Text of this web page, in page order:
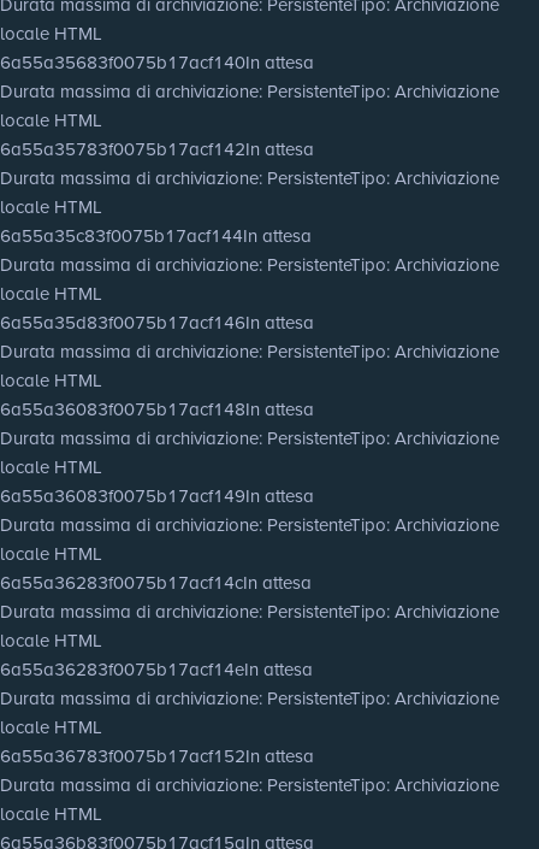
locale HTML
6a55a35683f0075b17acf140In attesa
Durata massima di archiviazione: PersistenteTipo: Archiviazione
locale HTML
6a55a35783f0075b17acf142In attesa
Durata massima di archiviazione: PersistenteTipo: Archiviazione
locale HTML
6a55a35c83f0075b17acf144In attesa
Durata massima di archiviazione: PersistenteTipo: Archiviazione
locale HTML
6a55a35d83f0075b17acf146In attesa
Durata massima di archiviazione: PersistenteTipo: Archiviazione
locale HTML
6a55a36083f0075b17acf148In attesa
Durata massima di archiviazione: PersistenteTipo: Archiviazione
locale HTML
6a55a36083f0075b17acf149In attesa
Durata massima di archiviazione: PersistenteTipo: Archiviazione
locale HTML
6a55a36283f0075b17acf14cIn attesa
Durata massima di archiviazione: PersistenteTipo: Archiviazione
locale HTML
6a55a36283f0075b17acf14eIn attesa
Durata massima di archiviazione: PersistenteTipo: Archiviazione
locale HTML
6a55a36783f0075b17acf152In attesa
Durata massima di archiviazione: PersistenteTipo: Archiviazione
locale HTML
6a55a36b83f0075b17acf15aIn attesa